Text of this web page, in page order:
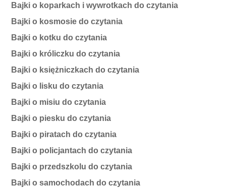
Bajki o koparkach i wywrotkach do czytania
Bajki o kosmosie do czytania
Bajki o kotku do czytania
Bajki o króliczku do czytania
Bajki o księżniczkach do czytania
Bajki o lisku do czytania
Bajki o misiu do czytania
Bajki o piesku do czytania
Bajki o piratach do czytania
Bajki o policjantach do czytania
Bajki o przedszkolu do czytania
Bajki o samochodach do czytania